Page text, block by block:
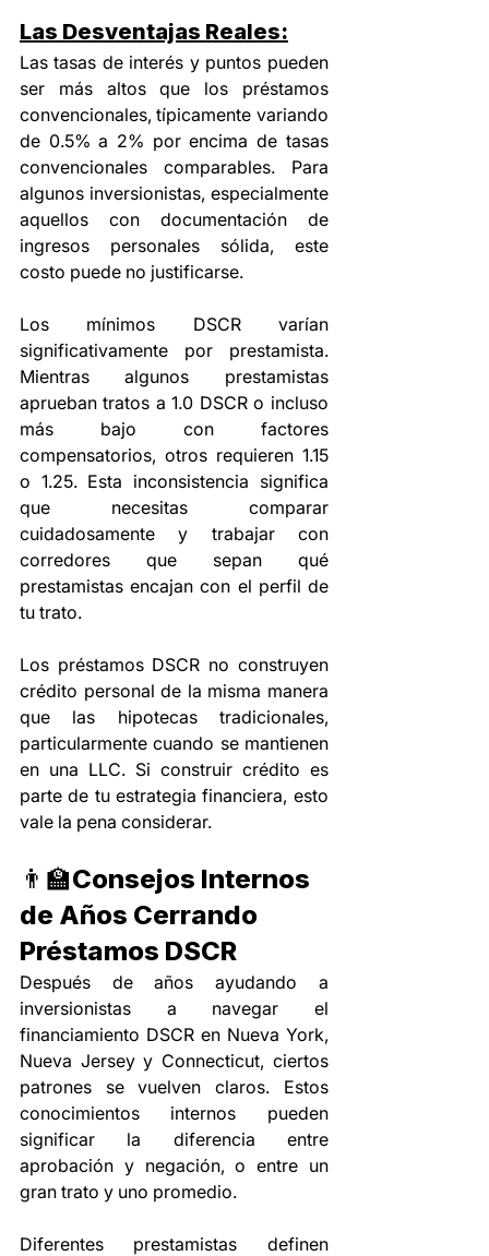
Las Desventajas Reales:
Las tasas de interés y puntos pueden
ser más altos que los préstamos
convencionales, típicamente variando
de 0.5% a 2% por encima de tasas
convencionales comparables. Para
algunos inversionistas, especialmente
aquellos con documentación de
ingresos personales sólida, este
costo puede no justificarse.
Los mínimos DSCR varían
significativamente por prestamista.
Mientras algunos prestamistas
aprueban tratos a 1.0 DSCR o incluso
más bajo con factores
compensatorios, otros requieren 1.15
o 1.25. Esta inconsistencia significa
que necesitas comparar
cuidadosamente y trabajar con
corredores que sepan qué
prestamistas encajan con el perfil de
tu trato.
Los préstamos DSCR no construyen
crédito personal de la misma manera
que las hipotecas tradicionales,
particularmente cuando se mantienen
en una LLC. Si construir crédito es
parte de tu estrategia financiera, esto
vale la pena considerar.
👨‍🏫Consejos Internos
de Años Cerrando
Préstamos DSCR
Después de años ayudando a
inversionistas a navegar el
financiamiento DSCR en Nueva York,
Nueva Jersey y Connecticut, ciertos
patrones se vuelven claros. Estos
conocimientos internos pueden
significar la diferencia entre
aprobación y negación, o entre un
gran trato y uno promedio.
Diferentes prestamistas definen